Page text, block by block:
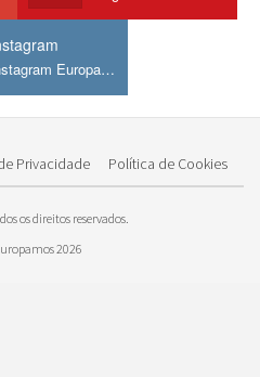
Instagram Europamos
Privacidade Política de Cookies
os direitos reservados.
2026